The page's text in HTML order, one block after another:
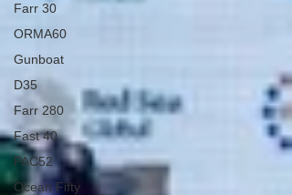
Farr 30
ORMA60
Gunboat
D35
Farr 280
Fast 40
PAC52
Ocean Fifty